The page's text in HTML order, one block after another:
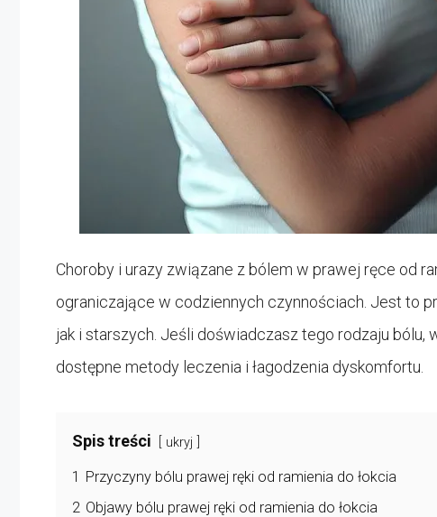
Choroby i urazy związane z bólem w prawej ręce od
ograniczające w codziennych czynnościach. Jest to
jak i starszych. Jeśli doświadczasz tego rodzaju
dostępne metody leczenia i łagodzenia dyskomfortu.
Spis treści ukryj
1 Przyczyny bólu prawej ręki od ramienia do łokcia
2 Objawy bólu prawej ręki od ramienia do łokcia